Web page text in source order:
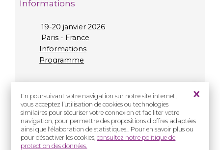
En poursuivant votre navigation sur notre site internet,
vous acceptez l’utilisation de cookies ou technologies
similaires pour sécuriser votre connexion et faciliter votre
navigation, pour permettre des propositions d'offres adaptées
ainsi que l'élaboration de statistiques... Pour en savoir plus ou
pour désactiver les cookies,consultez notre politique de
protection des données.
Informations
19-20 janvier 2026
Paris - France
Informations
Programme
Présentiel